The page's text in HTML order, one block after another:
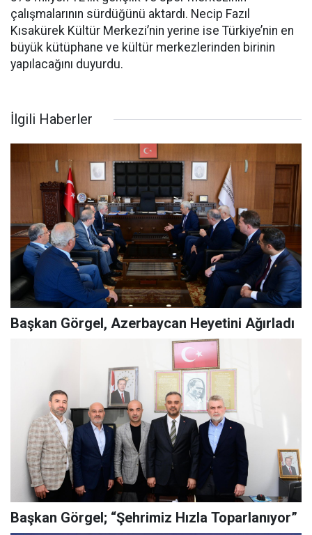
çalışmalarının sürdüğünü aktardı. Necip Fazıl
Kısakürek Kültür Merkezi’nin yerine ise Türkiye’nin en
büyük kütüphane ve kültür merkezlerinden birinin
yapılacağını duyurdu.
İlgili Haberler
Başkan Görgel, Azerbaycan Heyetini Ağırladı
Başkan Görgel; “Şehrimiz Hızla Toparlanıyor”